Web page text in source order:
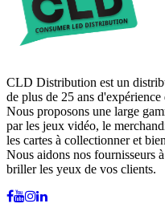
CLD Distribution est un
de plus de 25 ans
Nous proposons une large
par les jeux vidéo, le
les cartes à collectionner et
Nous aidons nos fournisseurs
briller les yeux de vos clients.